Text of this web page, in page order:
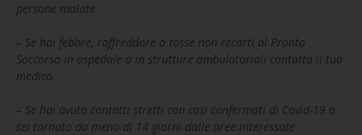
persone malate
– Se hai febbre, raffreddore o tosse non recarti al Pronto
Soccorso in ospedale o in strutture ambulatoriali contatta il tuo
medico.
– Se hai avuto contatti stretti con casi confermati di Covid-19 o
sei tornato da meno di 14 giorni dalle aree interessate